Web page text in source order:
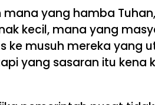
yang hamba
kecil, mana yang
ke musuh mereka yang
yang sasaran itu kena